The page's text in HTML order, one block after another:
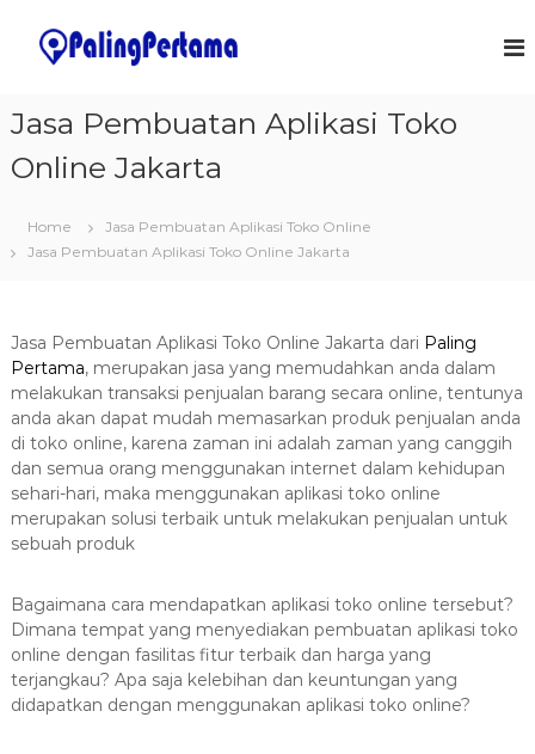
a
b
a
n
A
p
l
i
k
i
T
e
r
w
a
I
T
u
i
o
n
s
Jasa Pembuatan Aplikasi Toko
Online Jakarta
Home
Jasa Pembuatan Aplikasi Toko Online
Jasa Pembuatan Aplikasi Toko Online Jakarta
Jasa Pembuatan Aplikasi Toko Online Jakarta dari Paling
Pertama, merupakan jasa yang memudahkan anda dalam
melakukan transaksi penjualan barang secara online, tentunya
anda akan dapat mudah memasarkan produk penjualan anda
di toko online, karena zaman ini adalah zaman yang canggih
dan semua orang menggunakan internet dalam kehidupan
sehari-hari, maka menggunakan aplikasi toko online
merupakan solusi terbaik untuk melakukan penjualan untuk
sebuah produk
Bagaimana cara mendapatkan aplikasi toko online tersebut?
Dimana tempat yang menyediakan pembuatan aplikasi toko
online dengan fasilitas fitur terbaik dan harga yang
terjangkau? Apa saja kelebihan dan keuntungan yang
didapatkan dengan menggunakan aplikasi toko online?